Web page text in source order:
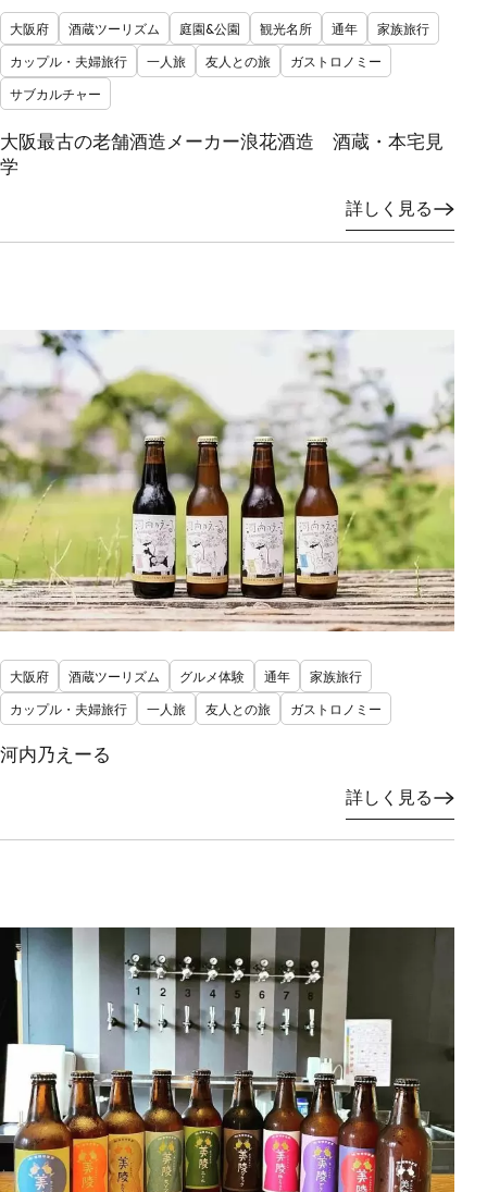
大阪府 酒蔵ツーリズム 庭園&公園 観光名所 通年
家族旅行
カップル・夫婦旅行
一人旅 友人との旅
ガストロノミー
サブカルチャー
大阪最古の老舗酒造メーカー浪花酒造 酒蔵・本宅見
学
詳しく見る
大阪府 酒蔵ツーリズム グルメ体験 通年
家族旅行
カップル・夫婦旅行
一人旅 友人との旅 ガストロノミー
河内乃えーる
詳しく見る